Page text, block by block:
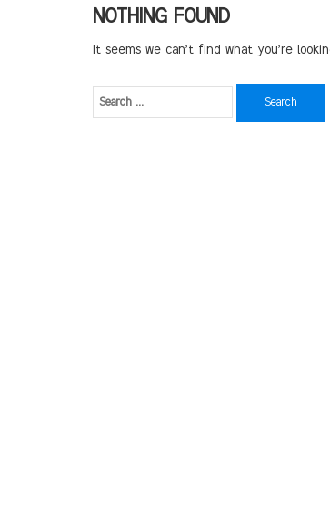
NOTHING FOUND
It seems we can’t find what you’re